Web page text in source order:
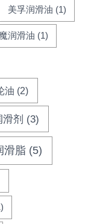
美孚润滑油 (1)
润滑油 (1)
油 (2)
剂 (3)
滑脂 (5)